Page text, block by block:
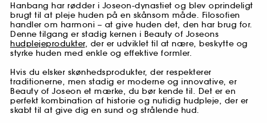
Hanbang har rødder i Joseon-dynastiet og blev oprindeligt
brugt til at pleje huden på en skånsom måde. Filosofien
handler om harmoni – at give huden det, den har brug for.
Denne tilgang er stadig kernen i Beauty of Joseons
hudplejeprodukter, der er udviklet til at nære, beskytte og
styrke huden med enkle og effektive formler.
Hvis du elsker skønhedsprodukter, der respekterer
traditionerne, men stadig er moderne og innovative, er
Beauty of Joseon et mærke, du bør kende til. Det er en
perfekt kombination af historie og nutidig hudpleje, der er
skabt til at give dig en sund og strålende hud.